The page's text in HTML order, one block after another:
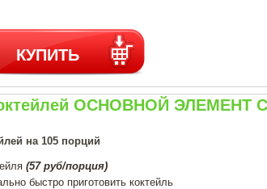
КУПИТЬ
ОСНОВНОЙ ЭЛЕМЕНТ
на 105 порций
(57 руб/порция)
быстро приготовить коктейль